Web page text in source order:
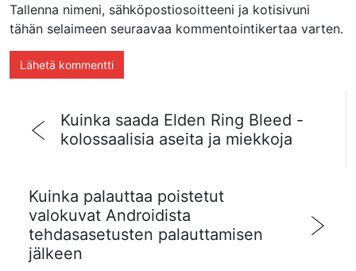
Tallenna nimeni, sähköpostiosoitteeni ja kotisivuni
tähän selaimeen seuraavaa kommentointikertaa varten.
Kuinka saada Elden Ring Bleed -
kolossaalisia aseita ja miekkoja
Kuinka palauttaa poistetut
valokuvat Androidista
tehdasasetusten palauttamisen
jälkeen